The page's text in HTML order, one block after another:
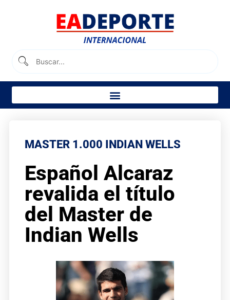
MASTER 1.000 INDIAN WELLS
Español Alcaraz
revalida el título
del Master de
Indian Wells